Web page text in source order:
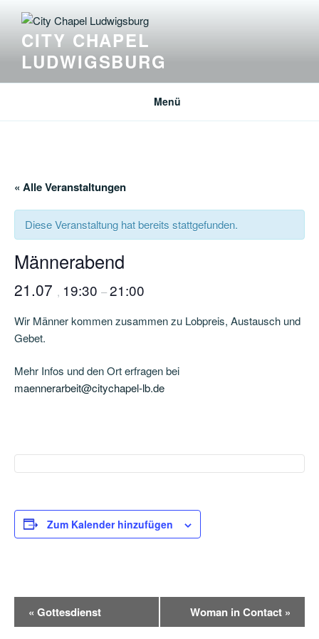
Inhalt
springenCITY CHAPEL
LUDWIGSBURG
Menü
« Alle Veranstaltungen
Diese Veranstaltung hat bereits stattgefunden.
Männerabend
21.07 , 19:30 –21:00
Wir Männer kommen zusammen zu Lobpreis, Austausch und
Gebet.
Mehr Infos und den Ort erfragen bei
maennerarbeit@citychapel-lb.de
Zum Kalender hinzufügen
e
« Gottesdienst Woman in Contact »